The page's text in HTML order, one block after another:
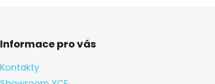
Informace pro vás
Kontakty